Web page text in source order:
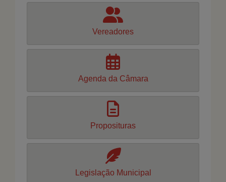
Vereadores
Agenda da Câmara
Proposituras
Legislação Municipal